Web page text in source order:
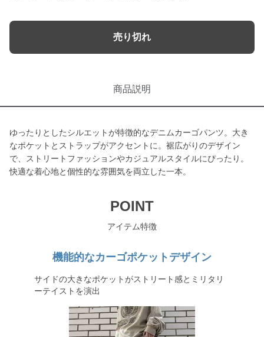
売り切れ
商品説明
ゆったりとしたシルエットが特徴的なデニムカーゴパンツ。大き
なポケットとストラップがアクセントに。裾広がりのデザイン
で、ストリートファッションやカジュアルスタイルにぴったり。
快適な着心地と個性的な雰囲気を両立した一本。
POINT
アイテム特徴
機能的なカーゴポケットデザイン
サイドの大きなポケットがストリート感とミリタリ
ーテイストを演出